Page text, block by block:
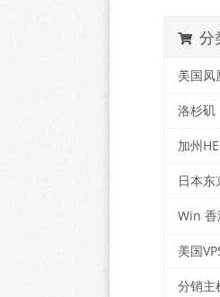
分
美国凤
洛杉矶
加州HE
日本东
Win 香
美国
分销主